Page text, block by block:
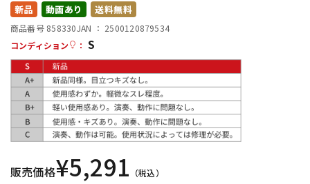
配信/ライブ機器
新品 動画あり 送料無料
商品番号 858330JAN ： 2500120879534
コンディション
： S
販売価格¥5,291 （税込）